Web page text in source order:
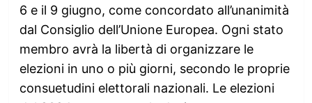
6 e il 9 giugno, come concordato all’unanimità
dal Consiglio dell’Unione Europea. Ogni stato
membro avrà la libertà di organizzare le
elezioni in uno o più giorni, secondo le proprie
consuetudini elettorali nazionali. Le elezioni